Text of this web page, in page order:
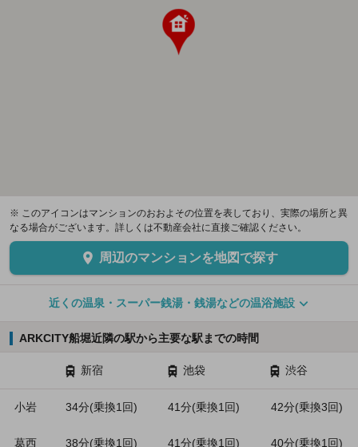
※ このアイコンはマンションのおおよその位置を表しており、実際の場所と異
なる場合がございます。詳しくは不動産会社に直接ご確認ください。
周辺のマンションを地図で探す
近くの温泉・スーパー銭湯・銭湯などの温浴施設
ARKCITY船堀近隣の駅から主要な駅までの時間
新宿 池袋 渋谷
小岩 34分(乗換1回) 41分(乗換1回) 42分(乗換3回)
葛西 38分(乗換1回) 41分(乗換1回) 40分(乗換1回)